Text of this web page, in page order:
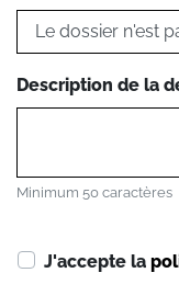
Description de la
Minimum 50 caractères
J'accepte la